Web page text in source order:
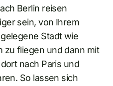
Berlin reisen
sein, von Ihrem
Stadt wie
zu fliegen und dann mit
nach Paris und
So lassen sich